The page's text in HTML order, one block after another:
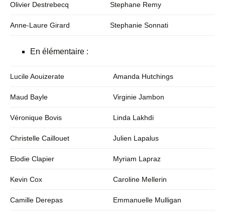
Olivier Destrebecq Stephane Remy
Anne-Laure Girard Stephanie Sonnati
En élémentaire :
Lucile Aouizerate Amanda Hutchings
Maud Bayle Virginie Jambon
Véronique Bovis Linda Lakhdi
Christelle Caillouet Julien Lapalus
Elodie Clapier Myriam Lapraz
Kevin Cox Caroline Mellerin
Camille Derepas Emmanuelle Mulligan